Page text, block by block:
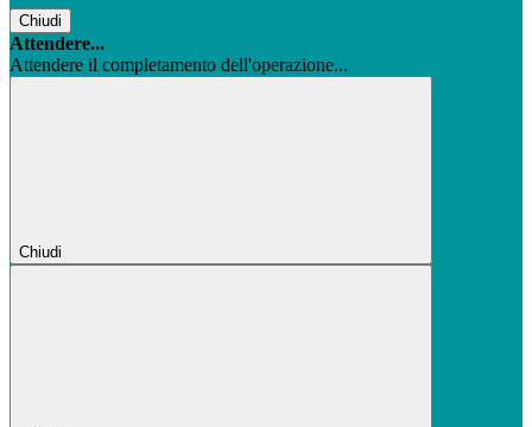
Chiudi
Attendere...
Attendere il completamento dell'operazione...
Chiudi